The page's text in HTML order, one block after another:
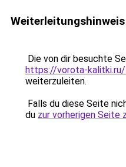
Weiterleitungshinweis
Die von dir besuchte
https://vorota-
weiterzuleiten.
Falls du diese Seite
du zur vorherigen Seite